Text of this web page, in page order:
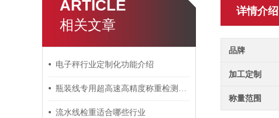
ARTICLE
相关文章
电子秤行业定制化功能介绍
瓶装线专用超高速高精度称重检测皮带秤
流水线检重适合哪些行业
详情介绍
品牌
加工定制
称量范围